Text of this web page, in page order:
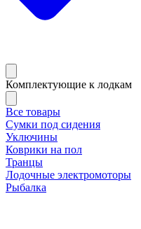
Комплектующие к лодкам
Все товары
Сумки под сидения
Уключины
Коврики на пол
Транцы
Лодочные электромоторы
Рыбалка